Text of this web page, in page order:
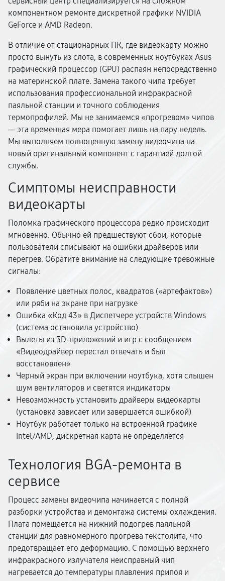
компонентном ремонте дискретной графики NVIDIA
GeForce и AMD Radeon.
В отличие от стационарных ПК, где видеокарту можно
просто вынуть из слота, в современных ноутбуках Asus
графический процессор (GPU) распаян непосредственно
на материнской плате. Замена такого чипа требует
использования профессиональной инфракрасной
паяльной станции и точного соблюдения
термопрофилей. Мы не занимаемся «прогревом» чипов
— эта временная мера помогает лишь на пару недель.
Мы выполняем полноценную замену видеочипа на
новый оригинальный компонент с гарантией долгой
службы.
Симптомы неисправности
видеокарты
Поломка графического процессора редко происходит
мгновенно. Обычно ей предшествуют сбои, которые
пользователи списывают на ошибки драйверов или
перегрев. Обратите внимание на следующие тревожные
сигналы:
Появление цветных полос, квадратов («артефактов»)
или ряби на экране при нагрузке
Ошибка «Код 43» в Диспетчере устройств Windows
(система остановила устройство)
Вылеты из 3D-приложений и игр с сообщением
«Видеодрайвер перестал отвечать и был
восстановлен»
Черный экран при включении ноутбука, хотя слышен
шум вентиляторов и светятся индикаторы
Невозможность установить драйверы видеокарты
(установка зависает или завершается ошибкой)
Ноутбук работает только на встроенной графике
Intel/AMD, дискретная карта не определяется
Технология BGA-ремонта в
сервисе
Процесс замены видеочипа начинается с полной
разборки устройства и демонтажа системы охлаждения.
Плата помещается на нижний подогрев паяльной
станции для равномерного прогрева текстолита, что
предотвращает его деформацию. С помощью верхнего
инфракрасного излучателя неисправный чип
нагревается до температуры плавления припоя и